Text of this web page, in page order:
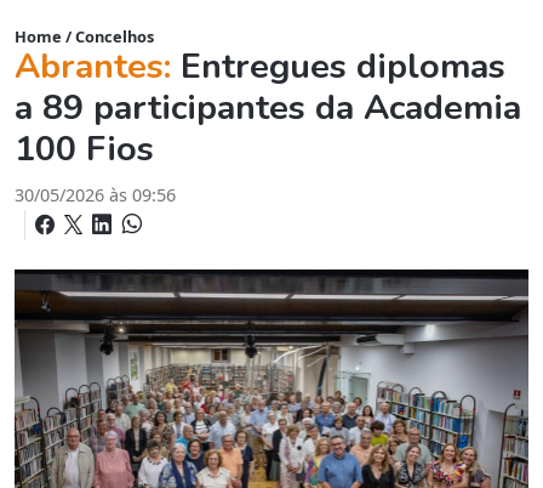
Home /Concelhos
Abrantes: Entregues diplomas
a 89 participantes da Academia
100 Fios
30/05/2026 às 09:56